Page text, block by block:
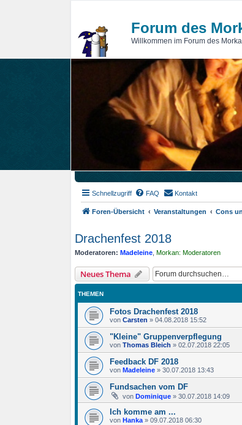
Forum des
Willkommen im Forum des
Schnellzugriff FAQ Kontakt
Foren-Übersicht Veranstaltungen Cons
Drachenfest 2018
Moderatoren: Madeleine Morkan: Moderatoren
Neues Thema
THEMEN
Fotos Drachenfest 2018
von Carsten » 04.08.2018 15:52
"Kleine" Gruppenverpflegung
von Thomas Bleich » 02.07.2018 22:05
Feedback DF 2018
von Madeleine » 30.07.2018 13:43
Fundsachen vom DF
von Dominique » 30.07.2018 14:09
Ich komme am ...
von Hanka » 09.07.2018 06:30